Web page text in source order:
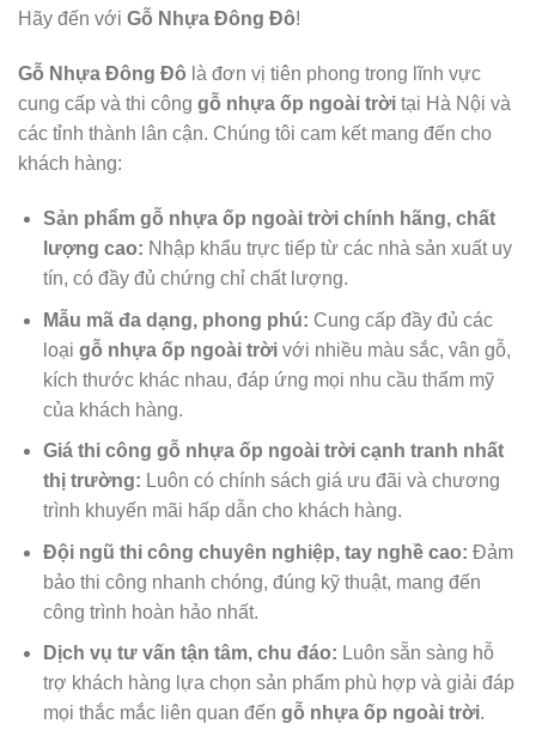
Hãy đến với Gỗ Nhựa Đông Đô!
Gỗ Nhựa Đông Đô là đơn vị tiên phong trong lĩnh vực
cung cấp và thi công gỗ nhựa ốp ngoài trời tại Hà Nội và
các tỉnh thành lân cận. Chúng tôi cam kết mang đến cho
khách hàng:
Sản phẩm gỗ nhựa ốp ngoài trời chính hãng, chất
lượng cao: Nhập khẩu trực tiếp từ các nhà sản xuất uy
tín, có đầy đủ chứng chỉ chất lượng.
Mẫu mã đa dạng, phong phú: Cung cấp đầy đủ các
loại gỗ nhựa ốp ngoài trờivới nhiều màu sắc, vân gỗ,
kích thước khác nhau, đáp ứng mọi nhu cầu thẩm mỹ
của khách hàng.
Giá thi công gỗ nhựa ốp ngoài trời cạnh tranh nhất
thị trường: Luôn có chính sách giá ưu đãi và chương
trình khuyến mãi hấp dẫn cho khách hàng.
Đội ngũ thi công chuyên nghiệp, tay nghề cao: Đảm
bảo thi công nhanh chóng, đúng kỹ thuật, mang đến
công trình hoàn hảo nhất.
Dịch vụ tư vấn tận tâm, chu đáo: Luôn sẵn sàng hỗ
trợ khách hàng lựa chọn sản phẩm phù hợp và giải đáp
mọi thắc mắc liên quan đến gỗ nhựa ốp ngoài trời.